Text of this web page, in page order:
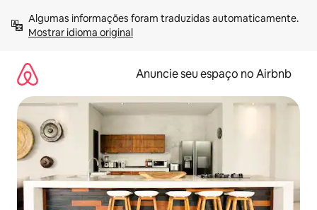
para
Mostrar idioma original
Anuncie seu espaço no Airbnb